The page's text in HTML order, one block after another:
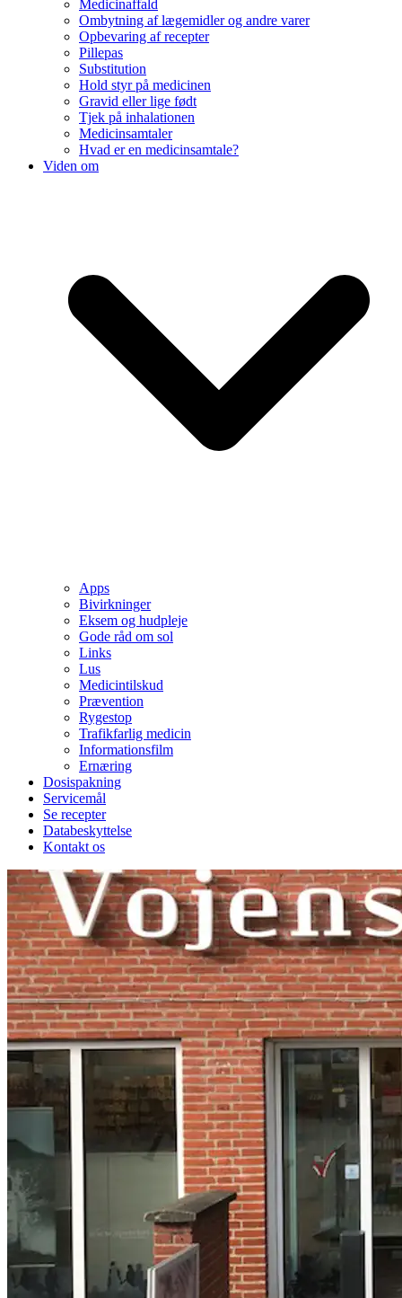
Medicinaffald
Ombytning af lægemidler og andre varer
Opbevaring af recepter
Pillepas
Substitution
Hold styr på medicinen
Gravid eller lige født
Tjek på inhalationen
Medicinsamtaler
Hvad er en medicinsamtale?
Viden om
Apps
Bivirkninger
Eksem og hudpleje
Gode råd om sol
Links
Lus
Medicintilskud
Prævention
Rygestop
Trafikfarlig medicin
Informationsfilm
Ernæring
Dosispakning
Servicemål
Se recepter
Databeskyttelse
Kontakt os